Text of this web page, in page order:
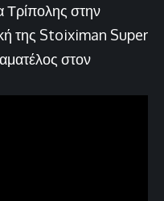
Τρίπολης στην
της Stoiximan Super
στον